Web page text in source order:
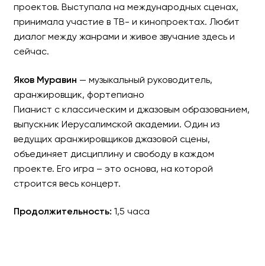
проектов. Выступала на международных сценах,
принимала участие в ТВ- и кинопроектах. Любит
диалог между жанрами и живое звучание здесь и
сейчас.
Яков Муравин — музыкальный руководитель,
аранжировщик, фортепиано
Пианист с классическим и джазовым образованием,
выпускник Иерусалимской академии. Один из
ведущих аранжировщиков джазовой сцены,
объединяет дисциплину и свободу в каждом
проекте. Его игра – это основа, на которой
строится весь концерт.
Продолжительность: 1,5 часа